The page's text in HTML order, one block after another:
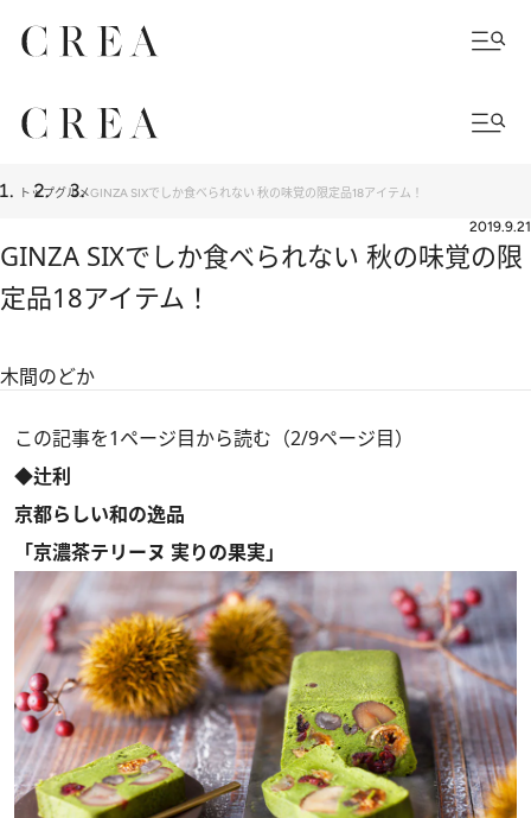
トップグルメGINZA SIXでしか食べられない 秋の味覚の限定品18アイテム！
2019.9.21
GINZA SIXでしか食べられない 秋の味覚の限
定品18アイテム！
木間のどか
この記事を1ページ目から読む（2/9ページ目）
◆辻利
京都らしい和の逸品
「京濃茶テリーヌ 実りの果実」